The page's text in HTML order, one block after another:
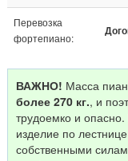
Перевозка
фортепиано:
ВАЖНО! Масса
более 270 кг., и
трудоемко и опасно.
изделие по
собственными